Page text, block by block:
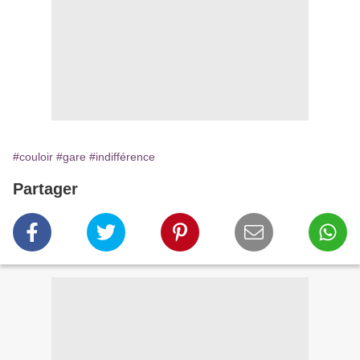
#couloir #gare #indifférence
Partager